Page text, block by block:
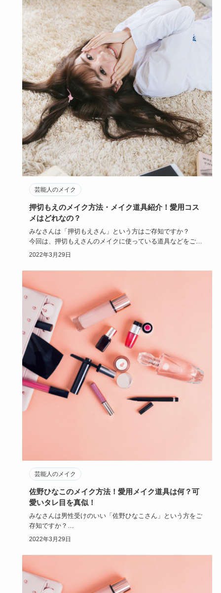
芸能人のメイク
押切もえのメイク方法・メイク道具紹介！愛用コス
メはどれなの？
みなさんは「押切もえさん」という方はご存知ですか？
今回は、押切もえさんのメイクに使っている道具などをご紹
介していきたい…
2022年3月29日
芸能人のメイク
佐野ひなこのメイク方法！愛用メイク道具は何？可
愛いタレ目を真似！
みなさんは男性受けのいい「佐野ひなこさん」という方をご
存知ですか？
佐野ひなこさんのメイクは男性からモテる！と人気で、佐…
2022年3月29日